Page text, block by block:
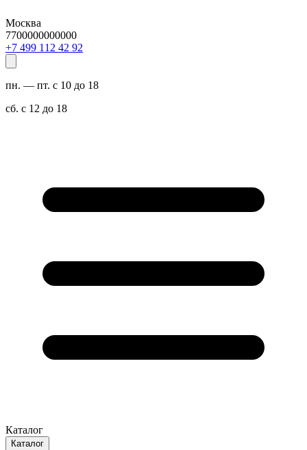
Москва
7700000000000
29 24 211 994 7+
пн. — пт. с 10 до 18
сб. с 12 до 18
Каталог
Каталог